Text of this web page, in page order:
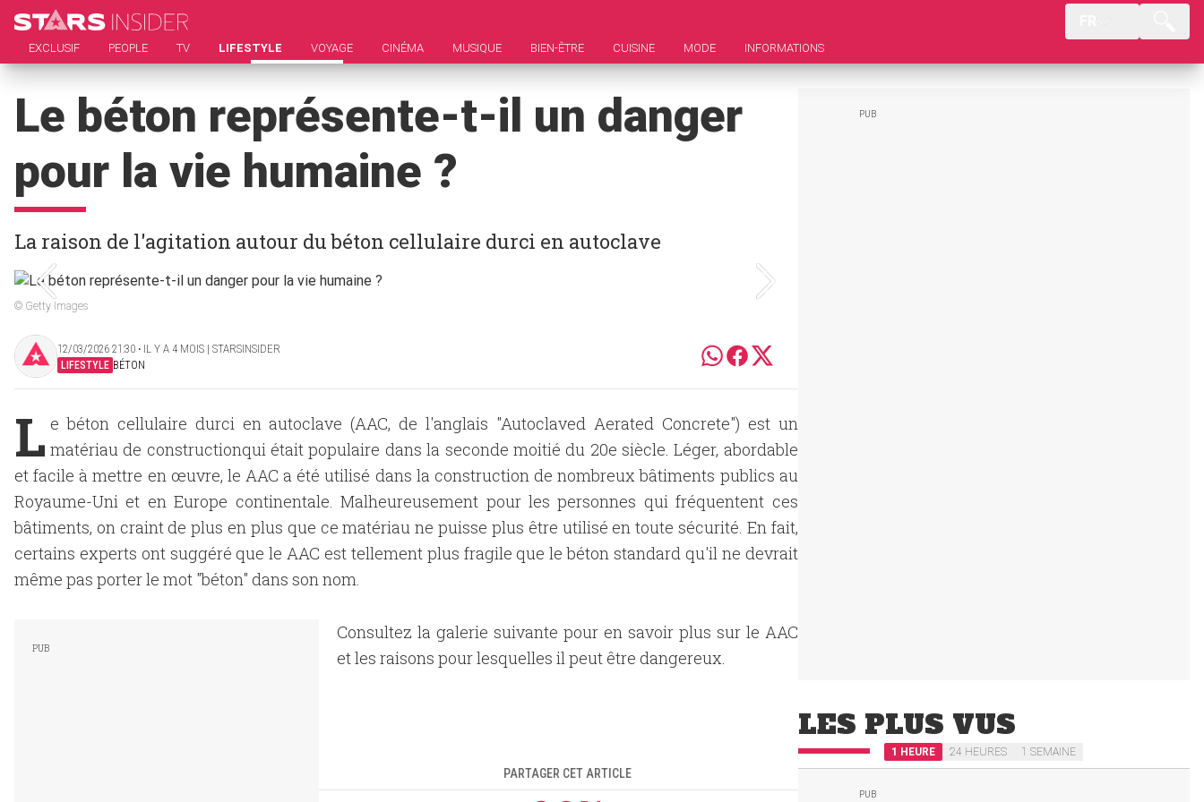
EXCLUSIF PEOPLE TV LIFESTYLE VOYAGE CINÉMA MUSIQUE BIEN-ÊTRE CUISINE MODE INFORMATIONS
Le béton représente-t-il un danger
pour la vie humaine ?
La raison de l'agitation autour du béton cellulaire durci en autoclave
© Getty Images
12/03/2026 21:30 ‧ IL Y A 4 MOIS | STARSINSIDER
LIFESTYLE BÉTON
L e béton cellulaire durci en autoclave (AAC, de l'anglais "Autoclaved Aerated Concrete") est un
matériau de constructionqui était populaire dans la seconde moitié du 20e siècle. Léger, abordable
et facile à mettre en œuvre, le AAC a été utilisé dans la construction de nombreux bâtiments publics au
Royaume-Uni et en Europe continentale. Malheureusement pour les personnes qui fréquentent ces
bâtiments, on craint de plus en plus que ce matériau ne puisse plus être utilisé en toute sécurité. En fait,
certains experts ont suggéré que le AAC est tellement plus fragile que le béton standard qu'il ne devrait
même pas porter le mot "béton" dans son nom.
Consultez la galerie suivante pour en savoir plus sur le AAC
et les raisons pour lesquelles il peut être dangereux.
PARTAGER CET ARTICLE
LES PLUS VUS
1 HEURE 24 HEURES 1 SEMAINE